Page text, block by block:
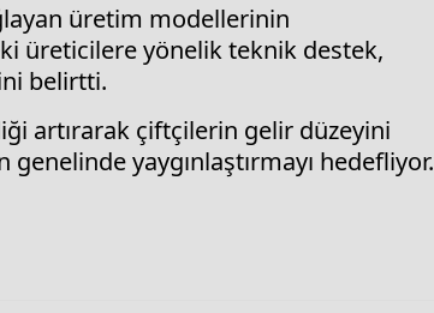
üretim modellerinin
üreticilere yönelik teknik destek,
belirtti.
artırarak çiftçilerin gelir düzeyini
yaygınlaştırmayı hedefliyor.